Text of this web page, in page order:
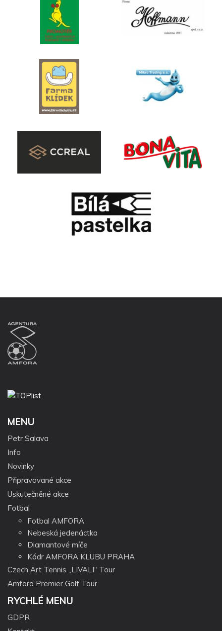
MENU
Petr Salava
Info
Novinky
Připravované akce
Uskutečněné akce
Fotbal
Fotbal AMFORA
Nebeská jedenáctka
Diamantové míče
Kádr AMFORA KLUBU PRAHA
Czech Art Tennis „LIVALI“ Tour
Amfora Premier Golf Tour
RYCHLÉ MENU
GDPR